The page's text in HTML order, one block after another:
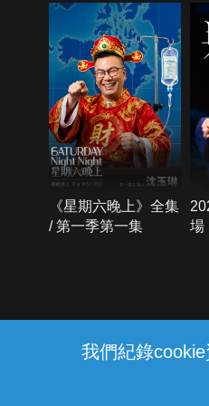
我們紀錄
《星期六晚上》全集
/ 第一季第一集
場